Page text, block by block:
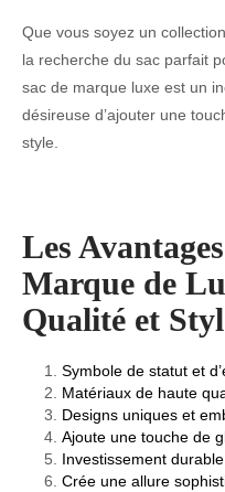
Que vous soyez un
la recherche du sac parfait
sac de marque luxe est un
désireuse d’ajouter une
style.
Les
Marque de
Qualité et
Symbole de statut et
Matériaux de haute
Designs uniques et
Ajoute une touche de
Investissement
Crée une allure